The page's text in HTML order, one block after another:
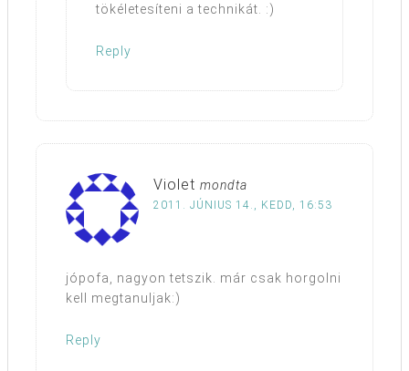
tökéletesíteni a technikát. :)
Reply
Violet mondta
2011. JÚNIUS 14., KEDD, 16:53
jópofa, nagyon tetszik. már csak horgolni
kell megtanuljak:)
Reply